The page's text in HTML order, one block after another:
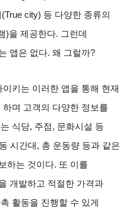
(True city) 등 다양한 종류의
)을 제공한다. 그런데
앱은 없다.왜 그럴까?
이키는 이러한 앱을 통해 현재
며 고객의 다양한 정보를
식당, 주점, 문화시설 등
시간대 , 총 운동량 등과 같은
하는 것이다. 또 이를
개발하고 적절한 가격과
활동을 진행할 수 있게